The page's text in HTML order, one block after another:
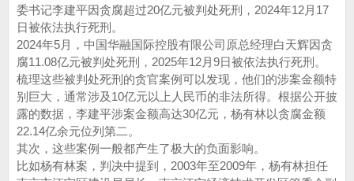
委书记李建平因贪腐超过20亿元被判处死刑，2024年12月17
日被依法执行死刑。
2024年5月，中国华融国际控股有限公司原总经理白天辉因贪
腐11.08亿元被判处死刑，2025年12月9日被依法执行死刑。
梳理这些被判处死刑的贪官案例可以发现，他们的涉案金额特
别巨大，通常涉及10亿元以上人民币的非法所得。根据公开披
露的数据，李建平涉案金额高达30亿元，杨有林以贪腐金额
22.14亿余元位列第二。
其次，这些案例一般都产生了极大的负面影响。
比如杨有林案，判决中提到，2003年至2009年，杨有林担任